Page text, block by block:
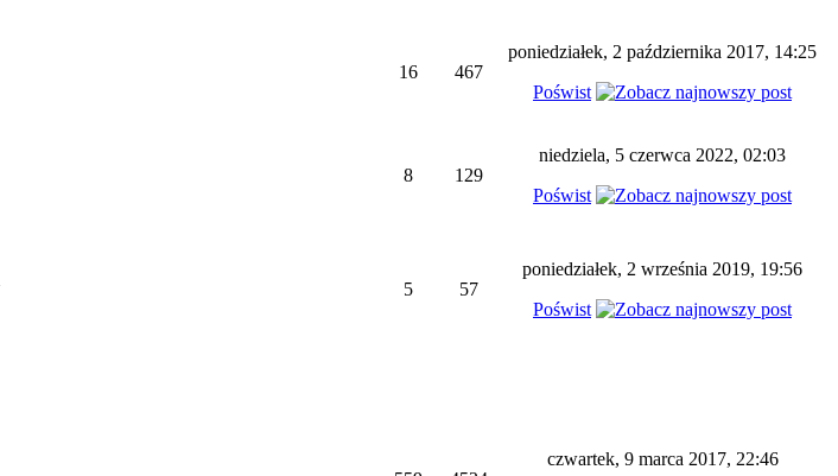
16 467
poniedziałek, 2 października 2017, 14:25
Poświst
8 129
niedziela, 5 czerwca 2022, 02:03
Poświst
5 57
poniedziałek, 2 września 2019, 19:56
Poświst
czwartek, 9 marca 2017, 22:46